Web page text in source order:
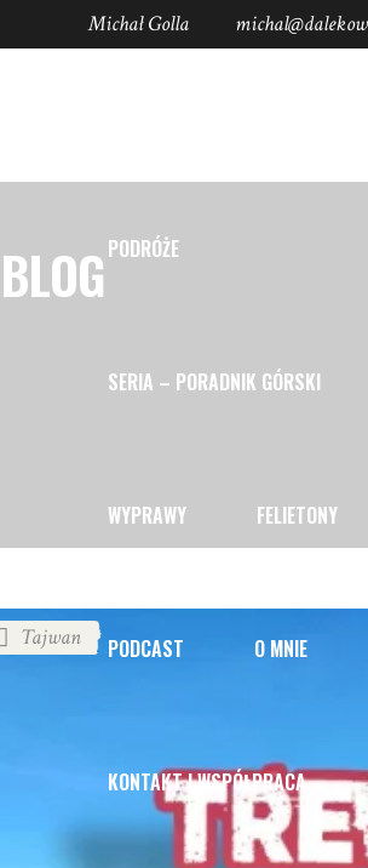
Michał Golla
PODRÓŻE
SERIA – PORADNIK GÓRSKI
WYPRAWY FELIETONY
PODCAST O MNIE
KONTAKT I WSPÓŁPRACA
BLOG
Tajwan